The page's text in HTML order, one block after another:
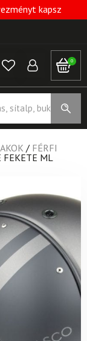
kapsz
0
/ FÉRFI
FEKETE ML